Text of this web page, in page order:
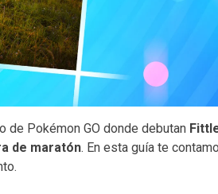
de Pokémon GO donde debutan
de maratón. En esta guía te